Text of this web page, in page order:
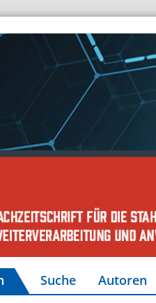
Suche Autoren